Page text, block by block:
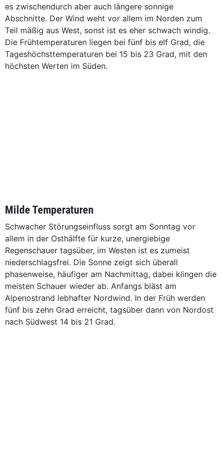
es zwischendurch aber auch längere sonnige
Abschnitte. Der Wind weht vor allem im Norden zum
Teil mäßig aus West, sonst ist es eher schwach windig.
Die Frühtemperaturen liegen bei fünf bis elf Grad, die
Tageshöchsttemperaturen bei 15 bis 23 Grad, mit den
höchsten Werten im Süden.
Milde Temperaturen
Schwacher Störungseinfluss sorgt am Sonntag vor
allem in der Osthälfte für kurze, unergiebige
Regenschauer tagsüber, im Westen ist es zumeist
niederschlagsfrei. Die Sonne zeigt sich überall
phasenweise, häufiger am Nachmittag, dabei klingen die
meisten Schauer wieder ab. Anfangs bläst am
Alpenostrand lebhafter Nordwind. In der Früh werden
fünf bis zehn Grad erreicht, tagsüber dann von Nordost
nach Südwest 14 bis 21 Grad.